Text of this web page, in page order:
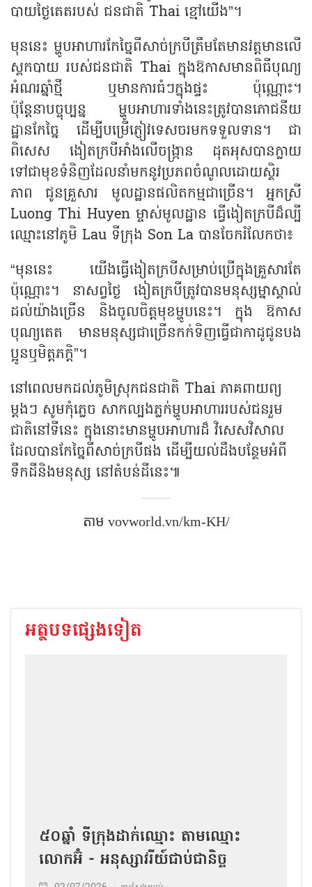
បាយថ្ងៃតេតរបស់ ជនជាតិ Thai ខ្មៅយើង”។
មុននេះ ម្ហូបអាហារកែច្នៃពីសាច់ក្របីត្រឹមតែមានវត្តមានលើ
ស្ពកបាយ របស់ជនជាតិ Thai ក្នុងឱកាសមានពិធីបុណ្យ
អំណរឆ្នាំថ្មី ឬមានការធំៗក្នុងផ្ទះ ប៉ុណ្ណោះ។
ប៉ុន្តែនាបច្ចុប្បន្ន ម្ហូបអាហារទាំងនេះត្រូវបានភោជនីយ
ដ្ឋានកែច្នៃ ដើម្បីបម្រើភ្ញៀវទេសចរមកទទួលទាន។ ជា
ពិសេស ងៀតក្របីអាំងលើចង្ក្រាន ដុតអុសបានក្លាយ
ទៅជាមុខទំនិញដែលនាំមកនូវប្រភពចំណូលដោយស្ថិរ
ភាព ជូនគ្រួសារ មូលដ្ឋានផលិតកម្មជាច្រើន។ អ្នកស្រី
Luong Thi Huyen ម្ចាស់មូលដ្ឋាន ធ្វើងៀតក្របីដ៏ល្បី
ឈ្មោះនៅភូមិ Lau ទីក្រុង Son La បានចែករំលែកថា៖
“មុននេះ យើងធ្វើងៀតក្របីសម្រាប់ប្រើក្នុងគ្រួសារតែ
ប៉ុណ្ណោះ។ នាសព្វថ្ងៃ ងៀតក្របីត្រូវបានមនុស្សម្នាស្គាល់
ដល់យ៉ាងច្រើន និងចូលចិត្តមុខម្ហូបនេះ។ ក្នុង ឱកាស
បុណ្យតេត មានមនុស្សជាច្រើនកក់ទិញធ្វើជាកាដូជូនបង
ប្អូនឬមិត្តភក្តិ”។
នៅពេលមកដល់ភូមិស្រុកជនជាតិ Thai ភាគពាយព្យ
ម្ដងៗ សូមកុំភ្លេច សាកល្បងភ្លក់ម្ហូបអាហាររបស់ជនរួម
ជាតិនៅទីនេះ ក្នុងនោះមានម្ហូបអាហារដ៏ វិសេសវិសាល
ដែលបានកែច្នៃពីសាច់ក្របីផង ដើម្បីយល់ដឹងបន្ថែមអំពី
ទឹកដីនិងមនុស្ស នៅតំបន់ដីនេះ៕
តាម​ vovworld.vn/km-KH/
អត្ថបទផ្សេងទៀត
៥០ឆ្នាំ ទីក្រុងដាក់ឈ្មោះ តាមឈ្មោះ
លោកអ៊ំ - អនុស្សាវរីយ៍ជាប់ជានិច្ច